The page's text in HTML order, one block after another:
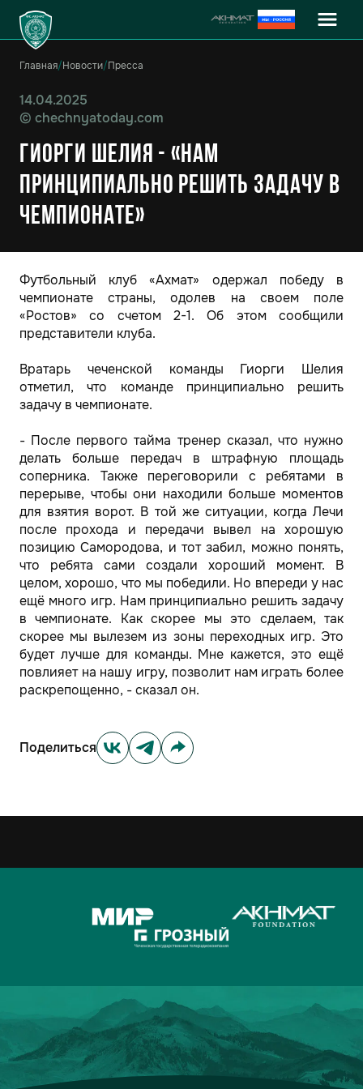
Главная/Новости/Пресса
14.04.2025
© chechnyatoday.com
Гиорги Шелия - «Нам
принципиально решить задачу в
чемпионате»
Футбольный клуб «Ахмат» одержал победу в
чемпионате страны, одолев на своем поле
«Ростов» со счетом 2-1. Об этом сообщили
представители клуба.
Вратарь чеченской команды Гиорги Шелия
отметил, что команде принципиально решить
задачу в чемпионате.
- После первого тайма тренер сказал, что нужно
делать больше передач в штрафную площадь
соперника. Также переговорили с ребятами в
перерыве, чтобы они находили больше моментов
для взятия ворот. В той же ситуации, когда Лечи
после прохода и передачи вывел на хорошую
позицию Самородова, и тот забил, можно понять,
что ребята сами создали хороший момент. В
целом, хорошо, что мы победили. Но впереди у нас
ещё много игр. Нам принципиально решить задачу
в чемпионате. Как скорее мы это сделаем, так
скорее мы вылезем из зоны переходных игр. Это
будет лучше для команды. Мне кажется, это ещё
повлияет на нашу игру, позволит нам играть более
раскрепощенно, - сказал он.
Поделиться